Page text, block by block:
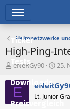
Ticker
Tests
Downloads
Preisvergleich
Heimnetzwerke
High-Ping-
E
s
e
eNeRGy90
E
s
e
25.
E Lt. Junior